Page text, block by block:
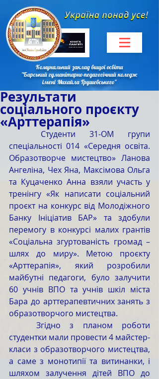
Комунальний заклад вищої освіти
"Барський гуманітарно-педагогічний коледж
імені Михайла Грушевського"
Результати
соціального проєкту
«Арттерапія»
спеціальності 014 «Середня освіта.
Образотворче мистецтво» Ланова
Ангеліна, Чех Яна, Максімова Ольга
та Куцаченко Анна взяли участь у
тренінгу «Як написати соціальний
проєкт на конкурс від Молодіжного
Банку Ініціатив БАР» та здобули
перемогу в конкурсі малих грантів
«Соціальна згуртованість громад –
шлях до миру». Метою проєкту
«Арттерапія», який розробили
майбутні педагоги, було залучити
60 учнів ВПО та учнів шкіл міста
Бара до арттерапевтичних занять з
образотворчого мистецтва.
студентки мали провести 4 майстер-
класи з образотворчого мистецтва,
а саме з монотипії та витинанки, і
шляхом залучення дітей ВПО до